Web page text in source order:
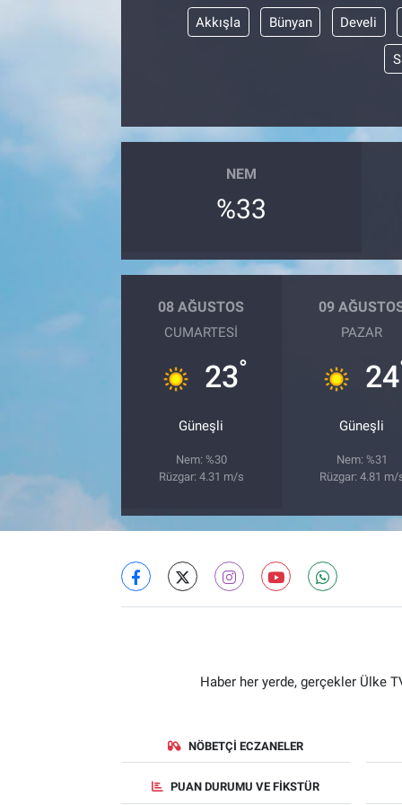
Akkışla Bünyan Develi
NEM
%33
08 AĞUSTOS
CUMARTESI
23°
Güneşli
Nem: %30
Rüzgar: 4.31 m/s
09
PAZAR
24
Güneşli
Nem: %31
Rüzgar: 4.81 m/
Haber her yerde, gerçekler Ülke
NÖBETÇI ECZANELER
PUAN DURUMU VE FIKSTÜR